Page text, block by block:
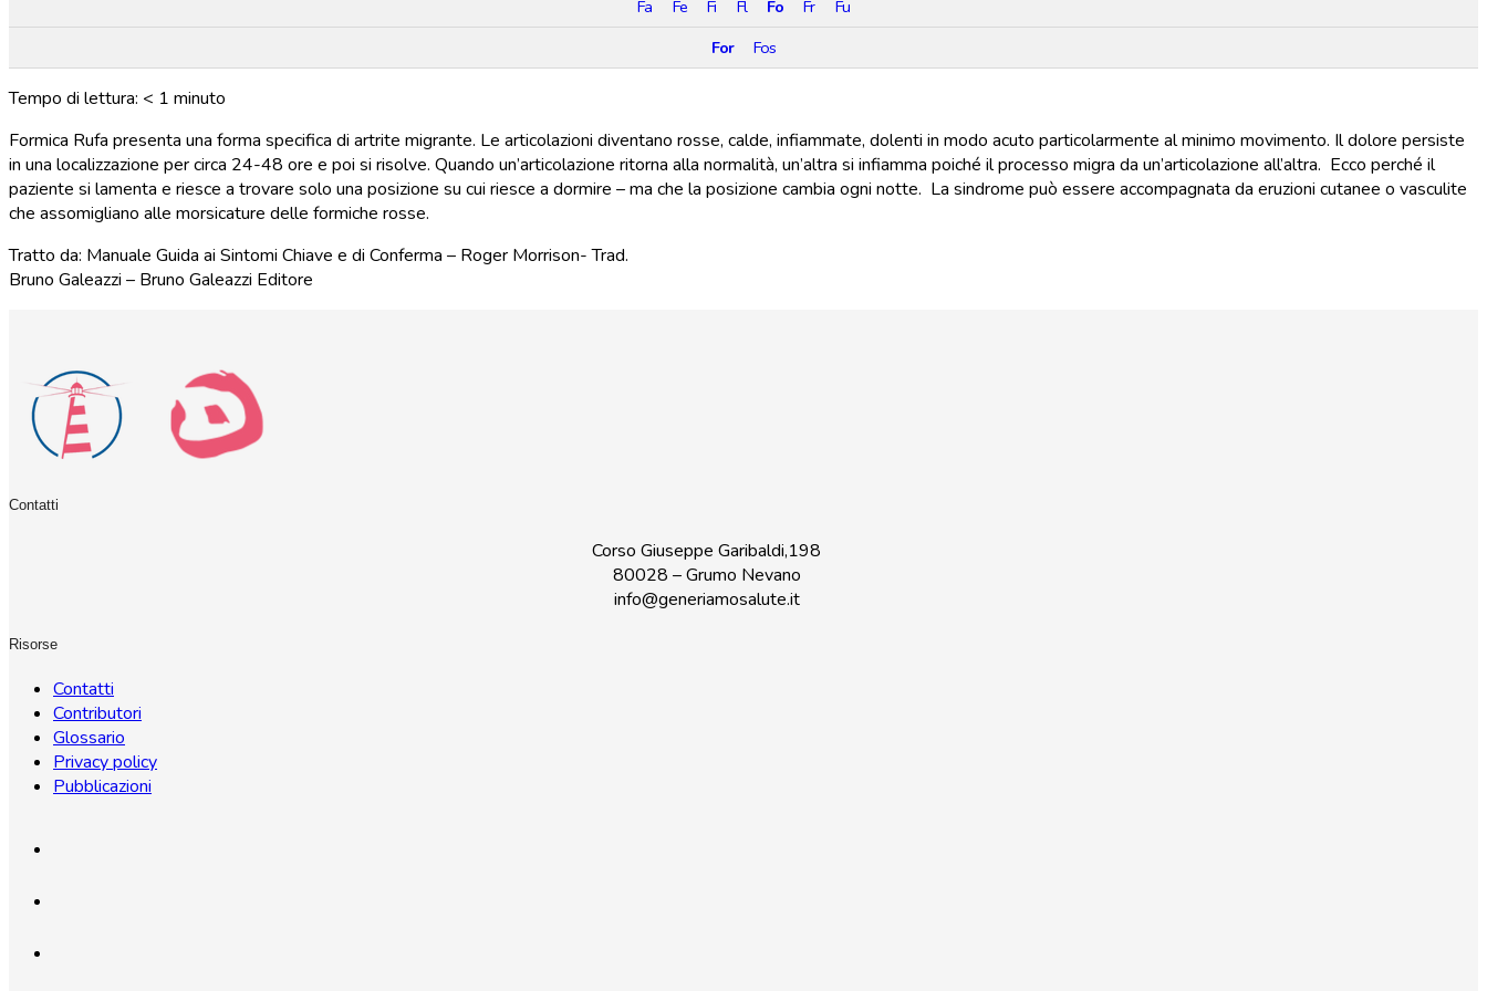
Fa
Fe Fi Fl Fo Fr
Fu
For
Fos
Tempo di lettura: < 1 minuto
Formica Rufa presenta una forma specifica di artrite migrante. Le articolazioni diventano rosse, calde, infiammate, dolenti in modo acuto particolarmente al minimo movimento. Il dolore persiste
in una localizzazione per circa 24-48 ore e poi si risolve. Quando un’articolazione ritorna alla normalità, un’altra si infiamma poiché il processo migra da un’articolazione all’altra. Ecco perché il
paziente si lamenta e riesce a trovare solo una posizione su cui riesce a dormire – ma che la posizione cambia ogni notte. La sindrome può essere accompagnata da eruzioni cutanee o vasculite
che assomigliano alle morsicature delle formiche rosse.
Tratto da: Manuale Guida ai Sintomi Chiave e di Conferma – Roger Morrison- Trad.
Bruno Galeazzi – Bruno Galeazzi Editore
Contatti
Corso Giuseppe Garibaldi,198
80028 – Grumo Nevano
info@generiamosalute.it
Risorse
Contatti
Contributori
Glossario
Privacy policy
Pubblicazioni